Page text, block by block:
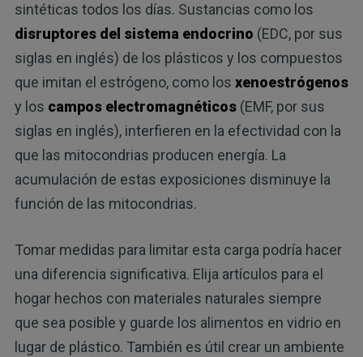
sintéticas todos los días. Sustancias como los
disruptores del sistema endocrino (EDC, por sus
siglas en inglés) de los plásticos y los compuestos
que imitan el estrógeno, como los xenoestrógenos
y los campos electromagnéticos(EMF, por sus
siglas en inglés), interfieren en la efectividad con la
que las mitocondrias producen energía. La
acumulación de estas exposiciones disminuye la
función de las mitocondrias.
Tomar medidas para limitar esta carga podría hacer
una diferencia significativa. Elija artículos para el
hogar hechos con materiales naturales siempre
que sea posible y guarde los alimentos en vidrio en
lugar de plástico. También es útil crear un ambiente